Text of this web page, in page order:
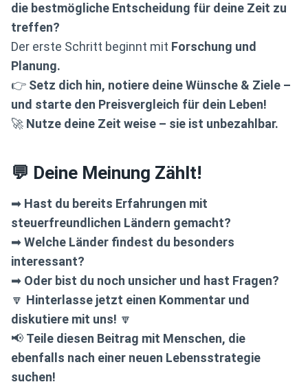
die bestmögliche Entscheidung für deine Zeit zu
treffen?
Der erste Schritt beginnt mit Forschung und
Planung.
👉 Setz dich hin, notiere deine Wünsche & Ziele –
und starte den Preisvergleich für dein Leben!
🚀 Nutze deine Zeit weise – sie ist unbezahlbar.
💬 Deine Meinung Zählt!
➡ Hast du bereits Erfahrungen mit
steuerfreundlichen Ländern gemacht?
➡Welche Länder findest du besonders
interessant?
➡ Oder bist du noch unsicher und hast Fragen?
🔽 Hinterlasse jetzt einen Kommentar und
diskutiere mit uns! 🔽
📢 Teile diesen Beitrag mit Menschen, die
ebenfalls nach einer neuen Lebensstrategie
suchen!